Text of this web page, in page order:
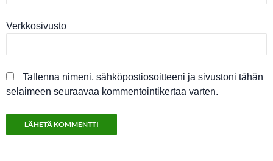
Verkkosivusto
Tallenna nimeni, sähköpostiosoitteeni ja sivustoni tähän
selaimeen seuraavaa kommentointikertaa varten.